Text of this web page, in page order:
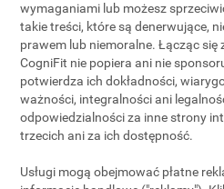
wymaganiami lub możesz
takie treści, które są denerwujące,
prawem lub niemoralne. Łącząc się
CogniFit nie popiera ani nie
potwierdza ich dokładności,
ważności, integralności ani
odpowiedzialności za inne strony
trzecich ani za ich dostępność.
Usługi mogą obejmować płatne